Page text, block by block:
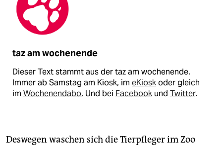
taz am wochenende
Dieser Text stammt aus der taz am wochenende.
Immer ab Samstag am Kiosk, im eKioskoder gleich
im Wochenendabo. Und bei Facebook und Twitter.
Deswegen waschen sich die Tierpfleger im Zoo